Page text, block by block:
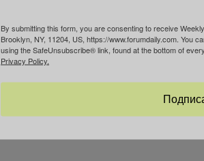
By submitting this form, you are consenting to receive
Brooklyn, NY, 11204, US, https://www.forumdaily.com. You
using the SafeUnsubscribe® link, found at the bottom of
Privacy Policy.